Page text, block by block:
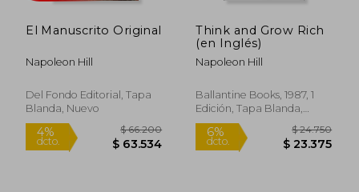
El Manuscrito Original
Napoleon Hill
Del Fondo Editorial, Tapa
Blanda, Nuevo
Think and Grow Rich
(en Inglés)
Napoleon Hill
Ballantine Books, 1987, 1
Edición, Tapa Blanda,
Nuevo